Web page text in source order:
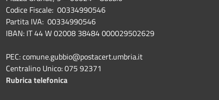
Codice Fiscale: 00334990546
Partita IVA: 00334990546
IBAN: IT 44 W 02008 38484 000029502629
PEC: comune.gubbio@postacert.umbria.it
Centralino Unico: 075 92371
Rubrica telefonica